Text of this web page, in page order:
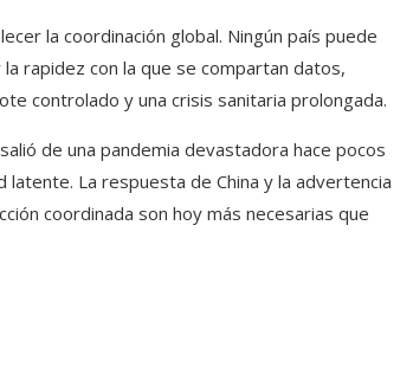
la coordinación global. Ningún país puede
rapidez con la que se compartan datos,
controlado y una crisis sanitaria prolongada.
de una pandemia devastadora hace pocos
La respuesta de China y la advertencia
coordinada son hoy más necesarias que